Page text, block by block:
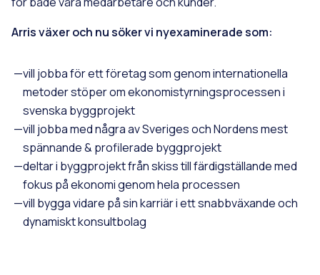
Arris växer och nu söker vi nyexaminerade som:
vill jobba för ett företag som genom internationella
metoder stöper om ekonomistyrningsprocessen i
svenska byggprojekt
vill jobba med några av Sveriges och Nordens mest
spännande & profilerade byggprojekt
deltar i byggprojekt från skiss till färdigställande med
fokus på ekonomi genom hela processen
vill bygga vidare på sin karriär i ett snabbväxande och
dynamiskt konsultbolag